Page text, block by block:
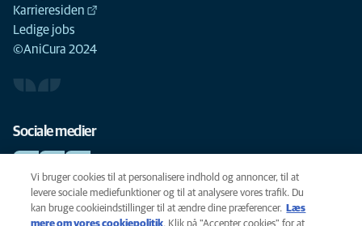
Karrieresiden
Ledige jobs
©AniCura 2024
Sociale medier
Cookie-politik
Vi bruger cookies til at personalisere indhold og annoncer, til at
levere sociale mediefunktioner og til at analysere vores trafik. Du
kan bruge cookieindstillinger til at ændre dine præferencer.
Læs